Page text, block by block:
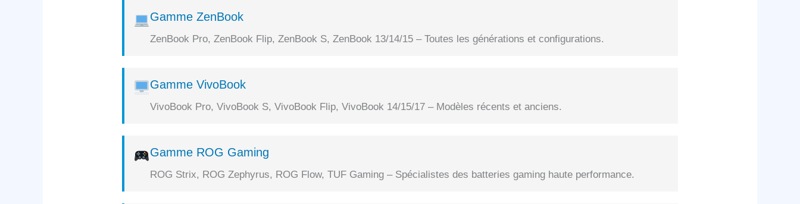
Gamme ZenBook
ZenBook Pro, ZenBook Flip, ZenBook S, ZenBook 13/14/15 – Toutes les générations et configurations.
Gamme VivoBook
VivoBook Pro, VivoBook S, VivoBook Flip, VivoBook 14/15/17 – Modèles récents et anciens.
Gamme ROG Gaming
ROG Strix, ROG Zephyrus, ROG Flow, TUF Gaming – Spécialistes des batteries gaming haute performance.